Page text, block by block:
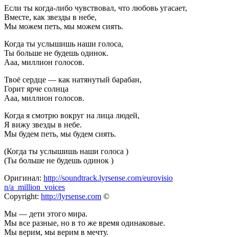
Если ты когда-либо чувствовал, что любовь угасает,
Вместе, как звезды в небе,
Мы можем петь, мы можем сиять.
Когда ты услышишь наши голоса,
Ты больше не будешь одинок.
Ааа, миллион голосов.
Твоё сердце — как натянутый барабан,
Горит ярче солнца
Ааа, миллион голосов.
Когда я смотрю вокруг на лица людей,
Я вижу звезды в небе.
Мы будем петь, мы будем сиять.
(Когда ты услышишь наши голоса )
(Ты больше не будешь одинок )
Оригинал: http://soundtrack.lyrsense.com/eurovisio
n/a_million_voices
Copyright: http://lyrsense.com ©
Мы — дети этого мира.
Мы все разные, но в то же время одинаковые.
Мы верим, мы верим в мечту.